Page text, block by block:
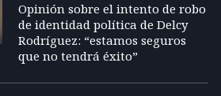
Opinión sobre el intento de robo
de identidad política de Delcy
Rodríguez: “estamos seguros
que no tendrá éxito”